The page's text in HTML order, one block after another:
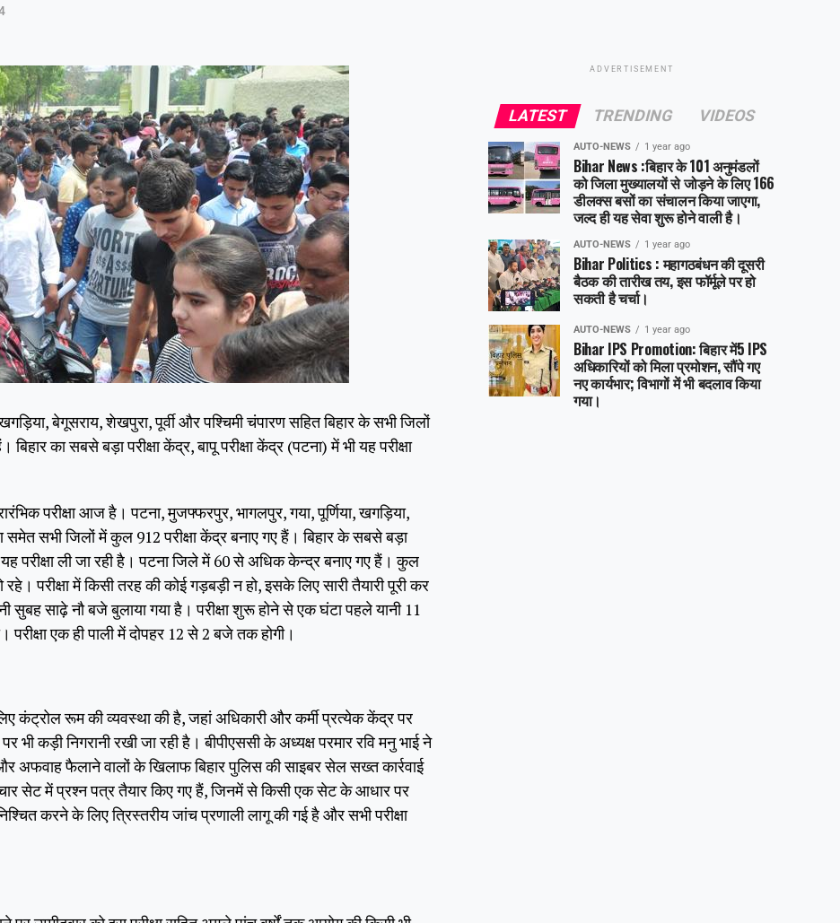
बेगूसराय, शेखपुरा, पूर्वी और पश्चिमी चंपारण सहित बिहार के सभी जिलों
का सबसे बड़ा परीक्षा केंद्र, बापू परीक्षा केंद्र (पटना) में भी यह परीक्षा
परीक्षा आज है। पटना, मुजफ्फरपुर, भागलपुर, गया, पूर्णिया, खगड़िया,
समेत सभी जिलों में कुल 912 परीक्षा केंद्र बनाए गए हैं। बिहार के सबसे बड़ा
यह परीक्षा ली जा रही है। पटना जिले में 60 से अधिक केन्द्र बनाए गए हैं। कुल
रहे। परीक्षा में किसी तरह की कोई गड़बड़ी न हो, इसके लिए सारी तैयारी पूरी कर
सुबह साढ़े नौ बजे बुलाया गया है। परीक्षा शुरू होने से एक घंटा पहले यानी 11
एक ही पाली में दोपहर 12 से 2 बजे तक होगी।
लिए कंट्रोल रूम की व्यवस्था की है, जहां अधिकारी और कर्मी प्रत्येक केंद्र पर
कड़ी निगरानी रखी जा रही है। बीपीएससी के अध्यक्ष परमार रवि मनु भाई ने
अफवाह फैलाने वालों के खिलाफ बिहार पुलिस की साइबर सेल सख्त कार्रवाई
चार सेट में प्रश्न पत्र तैयार किए गए हैं, जिनमें से किसी एक सेट के आधार पर
करने के लिए त्रिस्तरीय जांच प्रणाली लागू की गई है और सभी परीक्षा
ADVERTISEMENT
LATEST TRENDING VIDEOS
AUTO-NEWS 1 year ago
Bihar News :बिहार के 101 अनुमंडलों
को जिला मुख्यालयों से जोड़ने के लिए 166
डीलक्स बसों का संचालन किया जाएगा,
जल्द ही यह सेवा शुरू होने वाली है।
AUTO-NEWS 1 year ago
Bihar Politics : महागठबंधन की दूसरी
बैठक की तारीख तय, इस फॉर्मूले पर हो
सकती है चर्चा।
AUTO-NEWS 1 year ago
Bihar IPS Promotion: बिहार में5 IPS
अधिकारियों को मिला प्रमोशन, सौंपे गए
नए कार्यभार; विभागों में भी बदलाव किया
गया।